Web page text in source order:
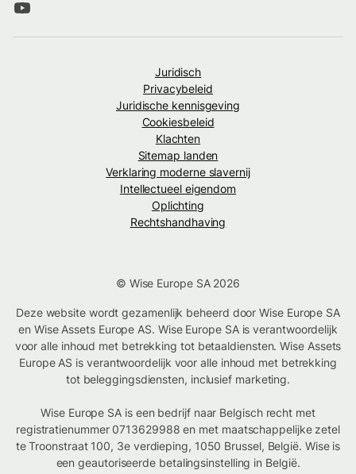
Juridisch
Privacybeleid
Juridische kennisgeving
Cookiesbeleid
Klachten
Sitemap landen
Verklaring moderne slavernij
Intellectueel eigendom
Oplichting
Rechtshandhaving
© Wise Europe SA 2026
Deze website wordt gezamenlijk beheerd door Wise Europe SA
en Wise Assets Europe AS. Wise Europe SA is verantwoordelijk
voor alle inhoud met betrekking tot betaaldiensten. Wise Assets
Europe AS is verantwoordelijk voor alle inhoud met betrekking
tot beleggingsdiensten, inclusief marketing.
Wise Europe SA is een bedrijf naar Belgisch recht met
registratienummer 0713629988 en met maatschappelijke zetel
te Troonstraat 100, 3e verdieping, 1050 Brussel, België. Wise is
een geautoriseerde betalingsinstelling in België.